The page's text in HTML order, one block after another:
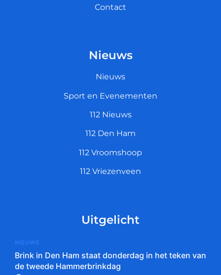
Contact
Nieuws
Nieuws
Sport en Evenementen
112 Nieuws
112 Den Ham
112 Vroomshoop
112 Vriezenveen
Uitgelicht
NIEUWS
Brink in Den Ham staat donderdag in het teken van
de tweede Hammerbrinkdag